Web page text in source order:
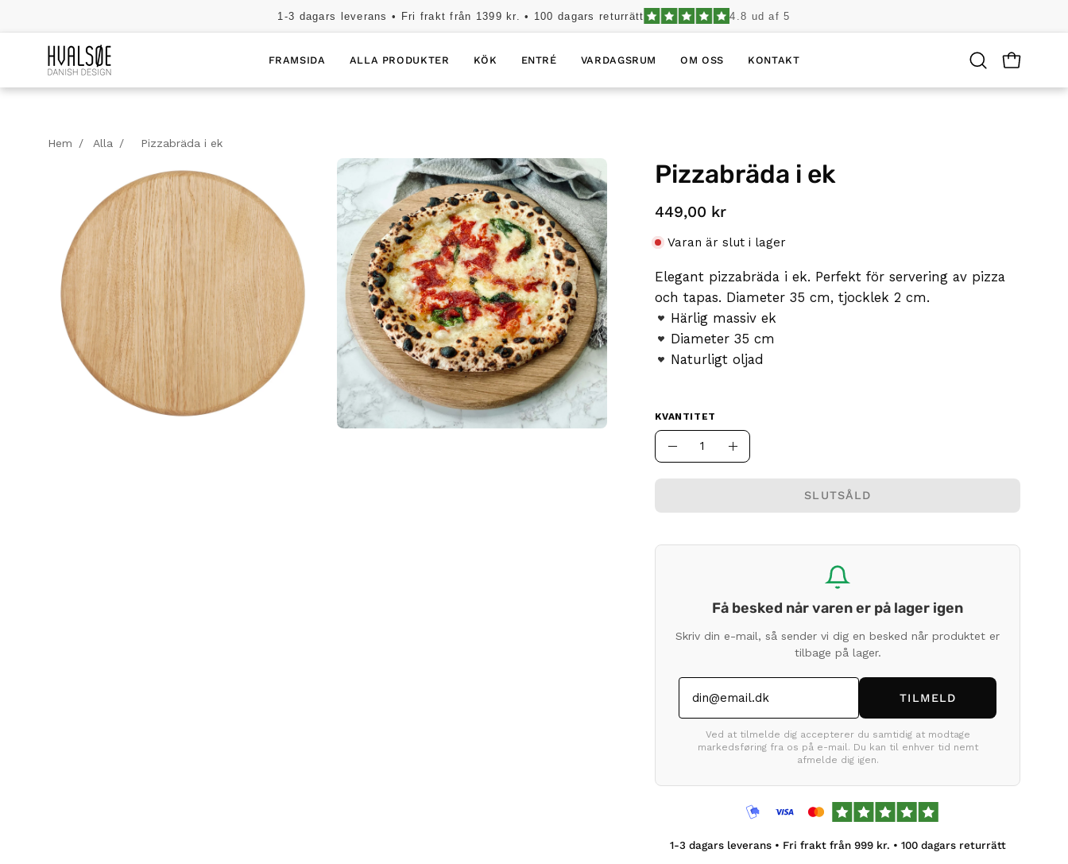
till
innehåll
1-3 dagars leverans • Fri frakt från 1399 kr. • 100 dagars returrätt 4.8 ud af 5
FRAMSIDA ALLA PRODUKTER KÖK ENTRÉ VARDAGSRUM OM OSS KONTAKT
Öppna
sökfält
ÖPPNA
Hem / Alla / Pizzabräda i ek
bildljuslåda
Öppna
bildljuslåda
Pizzabräda i ek
449,00 kr
Varan är slut i lager
Elegant pizzabräda i ek. Perfekt för servering av pizza
och tapas. Diameter 35 cm, tjocklek 2 cm.
Härlig massiv ek
Diameter 35 cm
Naturligt oljad
KVANTITET
Kvantitet
Minska
antal
Öka
kvantiteten
SLUTSÅLD
Få besked når varen er på lager igen
Skriv din e-mail, så sender vi dig en besked når produktet er
tilbage på lager.
TILMELD
Ved at tilmelde dig accepterer du samtidig at modtage
markedsføring fra os på e-mail. Du kan til enhver tid nemt
afmelde dig igen.
1-3 dagars leverans • Fri frakt från 999kr. • 100dagars returrätt